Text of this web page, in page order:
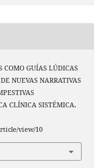
COMO GUÍAS LÚDICAS
NUEVAS NARRATIVAS
CLÍNICA SISTÉMICA.
view/10